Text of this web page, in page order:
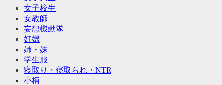
女子校生
女教師
妄想機動隊
妊婦
姉・妹
学生服
寝取り・寝取られ・NTR
小柄